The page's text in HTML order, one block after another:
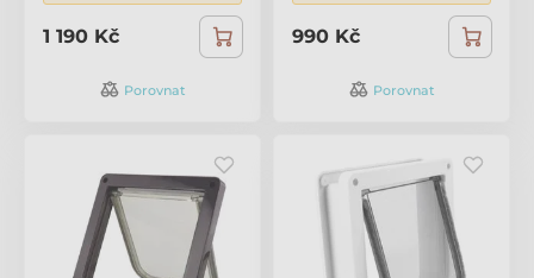
1 190 Kč
Porovnat
990 Kč
Porovnat